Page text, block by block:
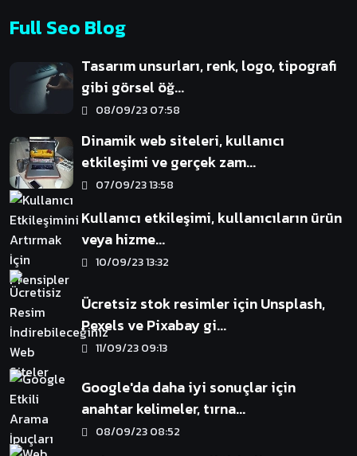
Full Seo Blog
Tasarım unsurları, renk, logo, tipografi
gibi görsel öğ...
08/09/23 07:58
Dinamik web siteleri, kullanıcı
etkileşimi ve gerçek zam...
07/09/23 13:58
Kullanıcı etkileşimi, kullanıcıların ürün
veya hizme...
10/09/23 13:32
Ücretsiz stok resimler için Unsplash,
Pexels ve Pixabay gi...
11/09/23 09:13
Google'da daha iyi sonuçlar için
anahtar kelimeler, tırna...
08/09/23 08:52